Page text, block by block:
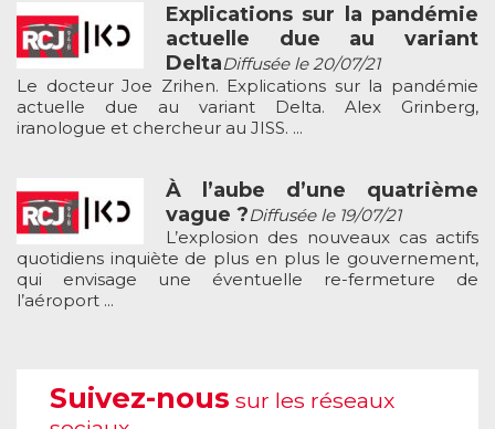
Explications sur la pandémie
actuelle due au variant
DeltaDiffusée le 20/07/21
Le docteur Joe Zrihen. Explications sur la pandémie
actuelle due au variant Delta. Alex Grinberg,
iranologue et chercheur au JISS. ...
À l’aube d’une quatrième
vague ?Diffusée le 19/07/21
L’explosion des nouveaux cas actifs
quotidiens inquiète de plus en plus le gouvernement,
qui envisage une éventuelle re-fermeture de
l’aéroport ...
Suivez-nous sur les réseaux